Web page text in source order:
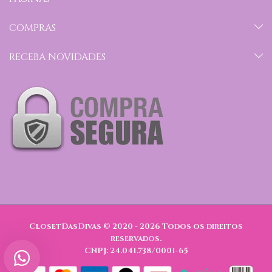
COMPRAS
RECEBA NOVIDADES
ClosetDasDivas © 2020 - 2026 Todos os direitos
reservados.
CNPJ: 24.041.738/0001-65